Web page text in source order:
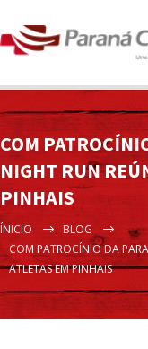
COM
NIGHT RUN
PINHAIS
ÍNICIO
BLOG
COM PATROCÍNIO DA
ATLETAS EM PINHAIS